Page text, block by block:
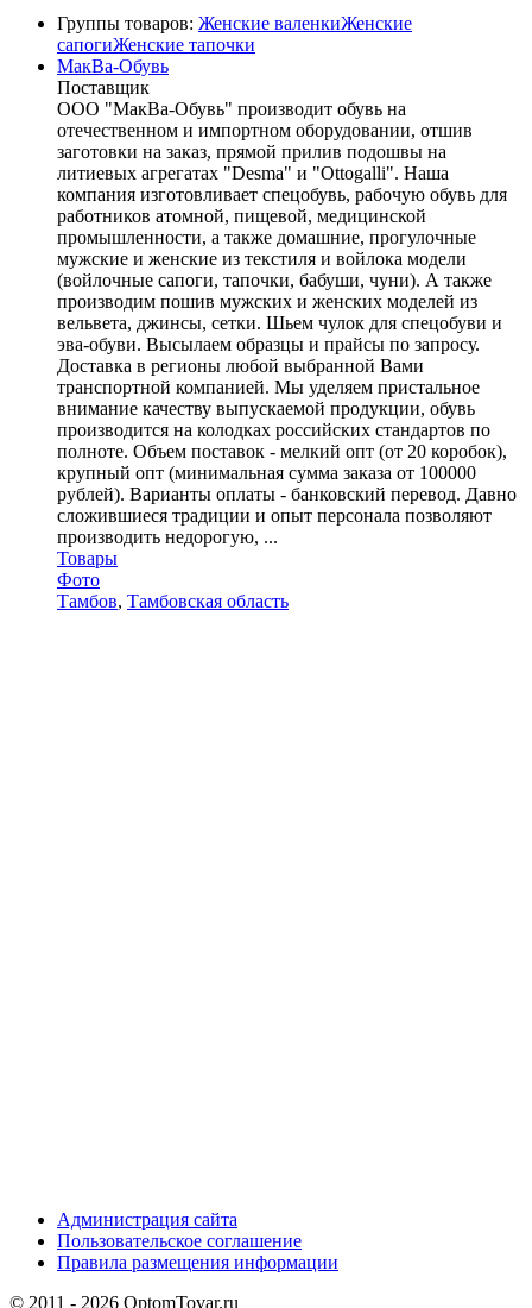
Группы товаров: Женские валенкиЖенские
сапогиЖенские тапочки
МакВа-Обувь
Поставщик
ООО "МакВа-Обувь" производит обувь на
отечественном и импортном оборудовании, отшив
заготовки на заказ, прямой прилив подошвы на
литиевых агрегатах "Desma" и "Ottogalli". Наша
компания изготовливает спецобувь, рабочую обувь для
работников атомной, пищевой, медицинской
промышленности, а также домашние, прогулочные
мужские и женские из текстиля и войлока модели
(войлочные сапоги, тапочки, бабуши, чуни). А также
производим пошив мужских и женских моделей из
вельвета, джинсы, сетки. Шьем чулок для спецобуви и
эва-обуви. Высылаем образцы и прайсы по запросу.
Доставка в регионы любой выбранной Вами
транспортной компанией. Мы уделяем пристальное
внимание качеству выпускаемой продукции, обувь
производится на колодках российских стандартов по
полноте. Объем поставок - мелкий опт (от 20 коробок),
крупный опт (минимальная сумма заказа от 100000
рублей). Варианты оплаты - банковский перевод. Давно
сложившиеся традиции и опыт персонала позволяют
производить недорогую, ...
Товары
Фото
Тамбов, Тамбовская область
Администрация сайта
Пользовательское соглашение
Правила размещения информации
© 2011 - 2026 OptomTovar.ru